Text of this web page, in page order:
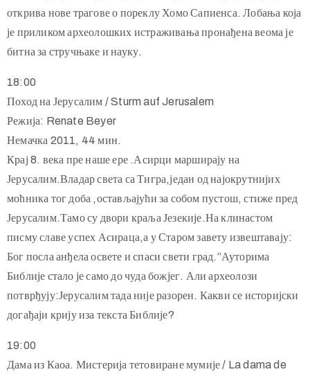
открива нове трагове о пореклу Хомо Сапиенса. Лобања која
је приликом археолошких истраживања пронађена веома је
битна за стручњаке и науку.
18:00
Поход на Јерусалим / Sturm auf Jerusalem
Режија: Renate Beyer
Немачка 2011, 44 мин.
Крај 8. века пре наше ере .Асирци марширају на
Јерусалим.Владар света са Тигра,један од најокрутнијих
моћника тог доба ,остављајући за собом пустош, стиже пред
Јерусалим.Тамо су двори краља Језекије.На клинастом
писму славе успех Асираца,а у Старом завету извештавају:
Бог посла анђела освете и спаси свети град.“Ауторима
Библије стало је само до чуда божјег. Али археолози
потврђују:Јерусалим тада није разорен. Какви се историјски
догађаји крију иза текста Библије?
19:00
Дама из Каоа. Мистерија тетовиране мумије / La dama de